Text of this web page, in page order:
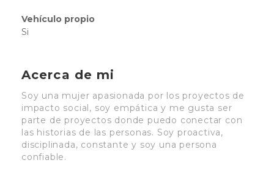
Vehículo propio
Si
Acerca de mi
Soy una mujer apasionada por los proyectos de
impacto social, soy empática y me gusta ser
parte de proyectos donde puedo conectar con
las historias de las personas. Soy proactiva,
disciplinada, constante y soy una persona
confiable.